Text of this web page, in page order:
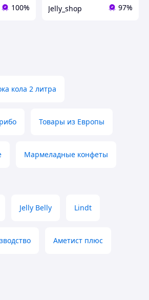
100% Jelly_shop 97%
кола 2 литра
Товары из Европы
Мармеладные конфеты
Jelly Belly Lindt
Аметист плюс